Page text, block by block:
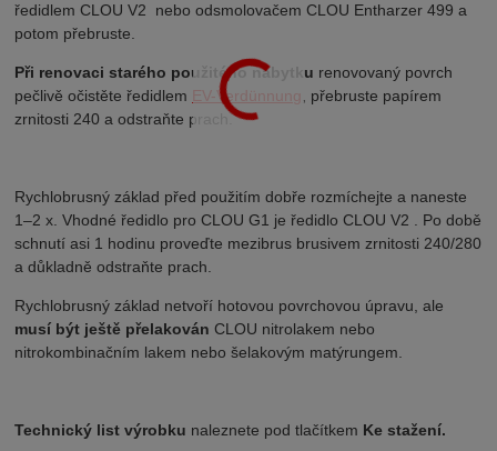
ředidlem CLOU V2 nebo odsmolovačem CLOU Entharzer 499 a
potom přebruste.
Při renovaci starého použitého nábytku renovovaný povrch
pečlivě očistěte ředidlem EV-Verdünnung , přebruste papírem
zrnitosti 240 a odstraňte prach.
Rychlobrusný základ před použitím dobře rozmíchejte a naneste
1–2 x. Vhodné ředidlo pro CLOU G1 je ředidlo CLOU V2 . Po době
schnutí asi 1 hodinu proveďte mezibrus brusivem zrnitosti 240/280
a důkladně odstraňte prach.
Rychlobrusný základ netvoří hotovou povrchovou úpravu, ale
musí být ještě přelakován CLOU nitrolakem nebo
nitrokombinačním lakem nebo šelakovým matýrungem.
Technický list výrobku naleznete pod tlačítkem Ke stažení.